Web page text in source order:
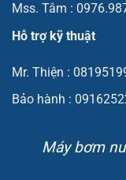
Mss. Tâm :
Hỗ trợ kỹ thuật
Mr. Thiện :
Bảo hành :
Máy bơm